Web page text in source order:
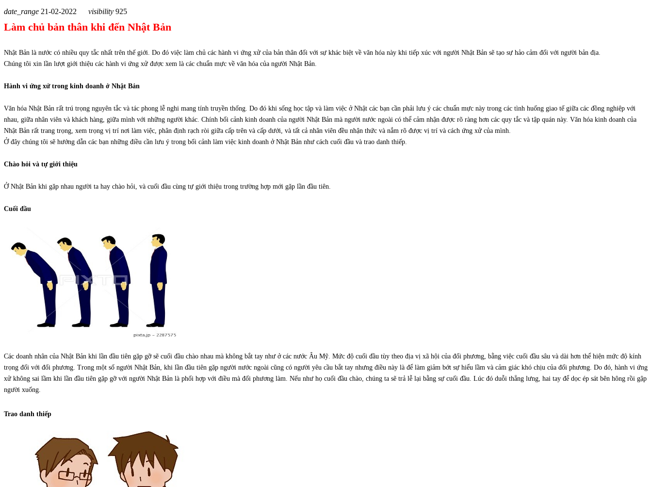
date_range 21-02-2022 visibility 925
Làm chủ bản thân khi đến Nhật Bản
Nhật Bản là nước có nhiều quy tắc nhất trên thế giới. Do đó việc làm chủ các hành vi ứng xử của bản thân đối với sự khác biệt về văn hóa này khi tiếp xúc với người Nhật Bản sẽ tạo sự hảo cảm đối với người bản địa.
Chúng tôi xin lần lượt giới thiệu các hành vi ứng xử được xem là các chuẩn mực về văn hóa của người Nhật Bản.
Hành vi ứng xử trong kinh doanh ở Nhật Bản
Văn hóa Nhật Bản rất trú trọng nguyên tắc và tác phong lễ nghi mang tính truyền thống. Do đó khi sống học tập và làm việc ở Nhật các bạn cần phải lưu ý các chuẩn mực này trong các tình huống giao tế giữa các đồng nghiệp với
nhau, giữa nhân viên và khách hàng, giữa mình với những người khác. Chính bối cảnh kinh doanh của người Nhật Bản mà người nước ngoài có thể cảm nhận được rõ ràng hơn các quy tắc và tập quán này. Văn hóa kinh doanh của
Nhật Bản rất trang trọng, xem trọng vị trí nơi làm việc, phân định rạch ròi giữa cấp trên và cấp dưới, và tất cả nhân viên đều nhận thức và nắm rõ được vị trí và cách ứng xử của mình.
Ở đây chúng tôi sẽ hướng dẫn các bạn những điều cần lưu ý trong bối cảnh làm việc kinh doanh ở Nhật Bản như cách cuối đầu và trao danh thiếp.
Chào hỏi và tự giới thiệu
Ở Nhật Bản khi gặp nhau người ta hay chào hỏi, và cuối đầu cùng tự giới thiệu trong trường hợp mới gặp lần đầu tiên.
Cuối đầu
Các doanh nhân của Nhật Bản khi lần đầu tiên gặp gỡ sẽ cuối đầu chào nhau mà không bắt tay như ở các nước Âu Mỹ. Mức độ cuối đầu tùy theo địa vị xã hội của đối phương, bằng việc cuối đầu sâu và dài hơn thể hiện mức độ kính
trọng đối với đối phương. Trong một số người Nhật Bản, khi lần đầu tiên gặp người nước ngoài cũng có người yêu cầu bắt tay nhưng điều này là để làm giảm bớt sự hiểu lầm và cảm giác khó chịu của đối phương. Do đó, hành vi ứng
xử không sai lầm khi lần đầu tiên gặp gỡ với người Nhật Bản là phối hợp với điều mà đối phương làm. Nếu như họ cuối đầu chào, chúng ta sẽ trả lễ lại bằng sự cuối đầu. Lúc đó duỗi thẳng lưng, hai tay để dọc ép sát bên hông rồi gập
người xuống.
Trao danh thiếp